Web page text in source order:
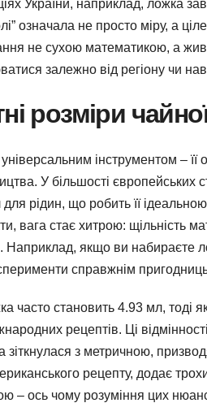
України, наприклад, ложка
означала не просто міру, а
не сухою математикою, а
залежно від регіону чи
розміри
інструментом – її
У більшості європейських
рідин, що робить її
вага стає хитрою: щільність
Наприклад, якщо ви набираєте
справжнім
часто становить 4.93 мл, тоді
рецептів. Ці
зіткнулася з метричною,
рецепту, додає
– ось чому розуміння цих